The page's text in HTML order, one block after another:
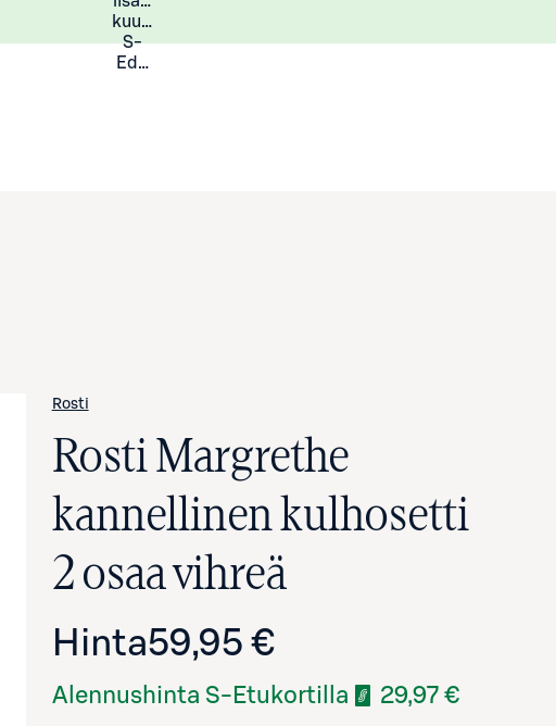
kuukauden
S-
Eduista
Rosti
Rosti Margrethe
kannellinen kulhosetti
2 osaa vihreä
Hinta59,95 €
Alennushinta S-Etukortilla 29,97 €